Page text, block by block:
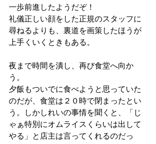
一歩前進したようだぞ！
礼儀正しい顔をした正規のスタッフに
尋ねるよりも、裏道を画策したほうが
上手くいくときもある。
夜まで時間を潰し、再び食堂へ向か
う。
夕飯もついでに食べようと思っていた
のだが、食堂は２０時で閉まったとい
う。しかしれいの事情を聞くと、「じ
ゃぁ特別にオムライスくらいは出して
やる」と店主は言ってくれるのだっ